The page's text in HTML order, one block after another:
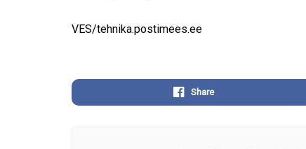
VES/tehnika.postimees.ee
Share